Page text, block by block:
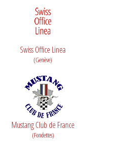
Swiss Office Linea
(Genève)
Mustang Club de France
(Fondettes)